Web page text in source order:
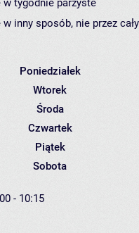
tygodnie parzyste
inny sposób, nie przez
Poniedziałek
Wtorek
Środa
Czwartek
Piątek
Sobota
- 10:15